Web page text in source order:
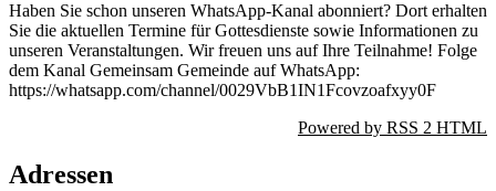
Haben Sie schon unseren WhatsApp-Kanal abonniert? Dort erhalten
Sie die aktuellen Termine für Gottesdienste sowie Informationen zu
unseren Veranstaltungen. Wir freuen uns auf Ihre Teilnahme! Folge
dem Kanal Gemeinsam Gemeinde auf WhatsApp:
https://whatsapp.com/channel/0029VbB1IN1Fcovzoafxyy0F
Powered by RSS 2 HTML
Adressen